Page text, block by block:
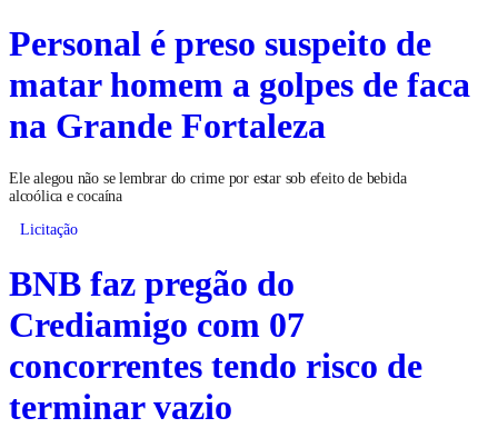
Personal é preso suspeito de
matar homem a golpes de faca
na Grande Fortaleza
Ele alegou não se lembrar do crime por estar sob efeito de bebida
alcoólica e cocaína
Licitação
BNB faz pregão do
Crediamigo com 07
concorrentes tendo risco de
terminar vazio